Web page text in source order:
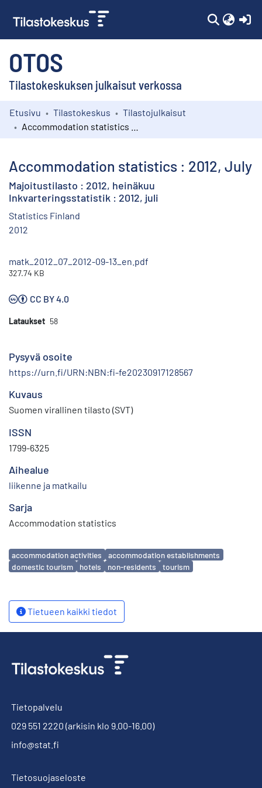
OTOS
Tilastokeskuksen julkaisut verkossa
Kokoelmat
Etusivu Tilastokeskus
Tilastojulkaisut
Accommodation statistics : 2012, July
Majoitustilasto : 2012, heinäkuu
Inkvarteringsstatistik : 2012, juli
Statistics Finland
2012
matk_2012_07_2012-09-13_en.pdf
327.74 KB
CC BY 4.0
Lataukset 58
Pysyvä osoite
https://urn.fi/URN:NBN:fi-fe20230917128567
Kuvaus
Suomen virallinen tilasto (SVT)
ISSN
1799-6325
Aihealue
liikenne ja matkailu
Sarja
Accommodation statistics
Avainsanat
accommodation activities
accommodation establishments
domestic tourism
hotels non-residents tourism
Tietueen kaikki tiedot
Tietopalvelu
029 551 2220 (arkisin klo 9.00-16.00)
info@stat.fi
Tietosuojaseloste